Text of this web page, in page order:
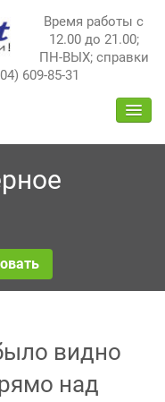
Время работы с
12.00 до 21.00;
ПН-ВЫХ; справки
609-85-31
видно
над